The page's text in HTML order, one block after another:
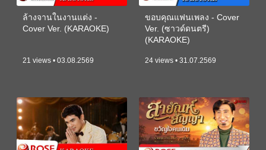
ล้างจานในงานแต่ง -
Cover Ver. (KARAOKE)
21 views • 03.08.2569
ขอบคุณแฟนเพลง - Cover
Ver. (ซาวด์ดนตรี)
(KARAOKE)
24 views • 31.07.2569